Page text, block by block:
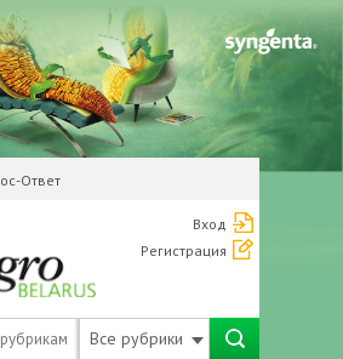
Ответ
Вход
Регистрация
Все рубрики